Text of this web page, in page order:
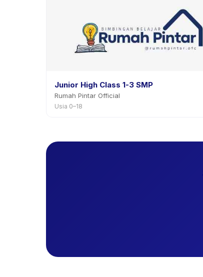
Junior High Class 1-3 SMP
Rumah Pintar Official
Usia 0–18